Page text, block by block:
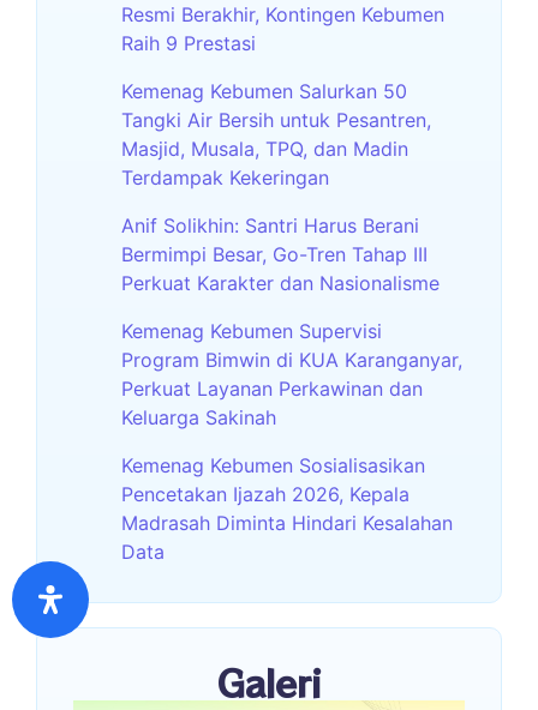
Resmi Berakhir, Kontingen Kebumen
Raih 9 Prestasi
Kemenag Kebumen Salurkan 50
Tangki Air Bersih untuk Pesantren,
Masjid, Musala, TPQ, dan Madin
Terdampak Kekeringan
Anif Solikhin: Santri Harus Berani
Bermimpi Besar, Go-Tren Tahap III
Perkuat Karakter dan Nasionalisme
Kemenag Kebumen Supervisi
Program Bimwin di KUA Karanganyar,
Perkuat Layanan Perkawinan dan
Keluarga Sakinah
Kemenag Kebumen Sosialisasikan
Pencetakan Ijazah 2026, Kepala
Madrasah Diminta Hindari Kesalahan
Data
Galeri